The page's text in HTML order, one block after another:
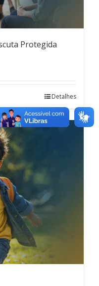
Protegida
Detalhes